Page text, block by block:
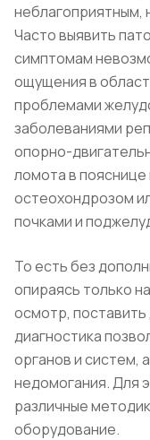
неблагоприятным,
Часто выявить
симптомам
ощущения в
проблемами
заболеваниями
опорно-
ломота в пояснице
остеохондрозом
почками и
То есть без
опираясь только
осмотр,
диагностика
органов и систем,
недомогания. Для
различные
оборудование.